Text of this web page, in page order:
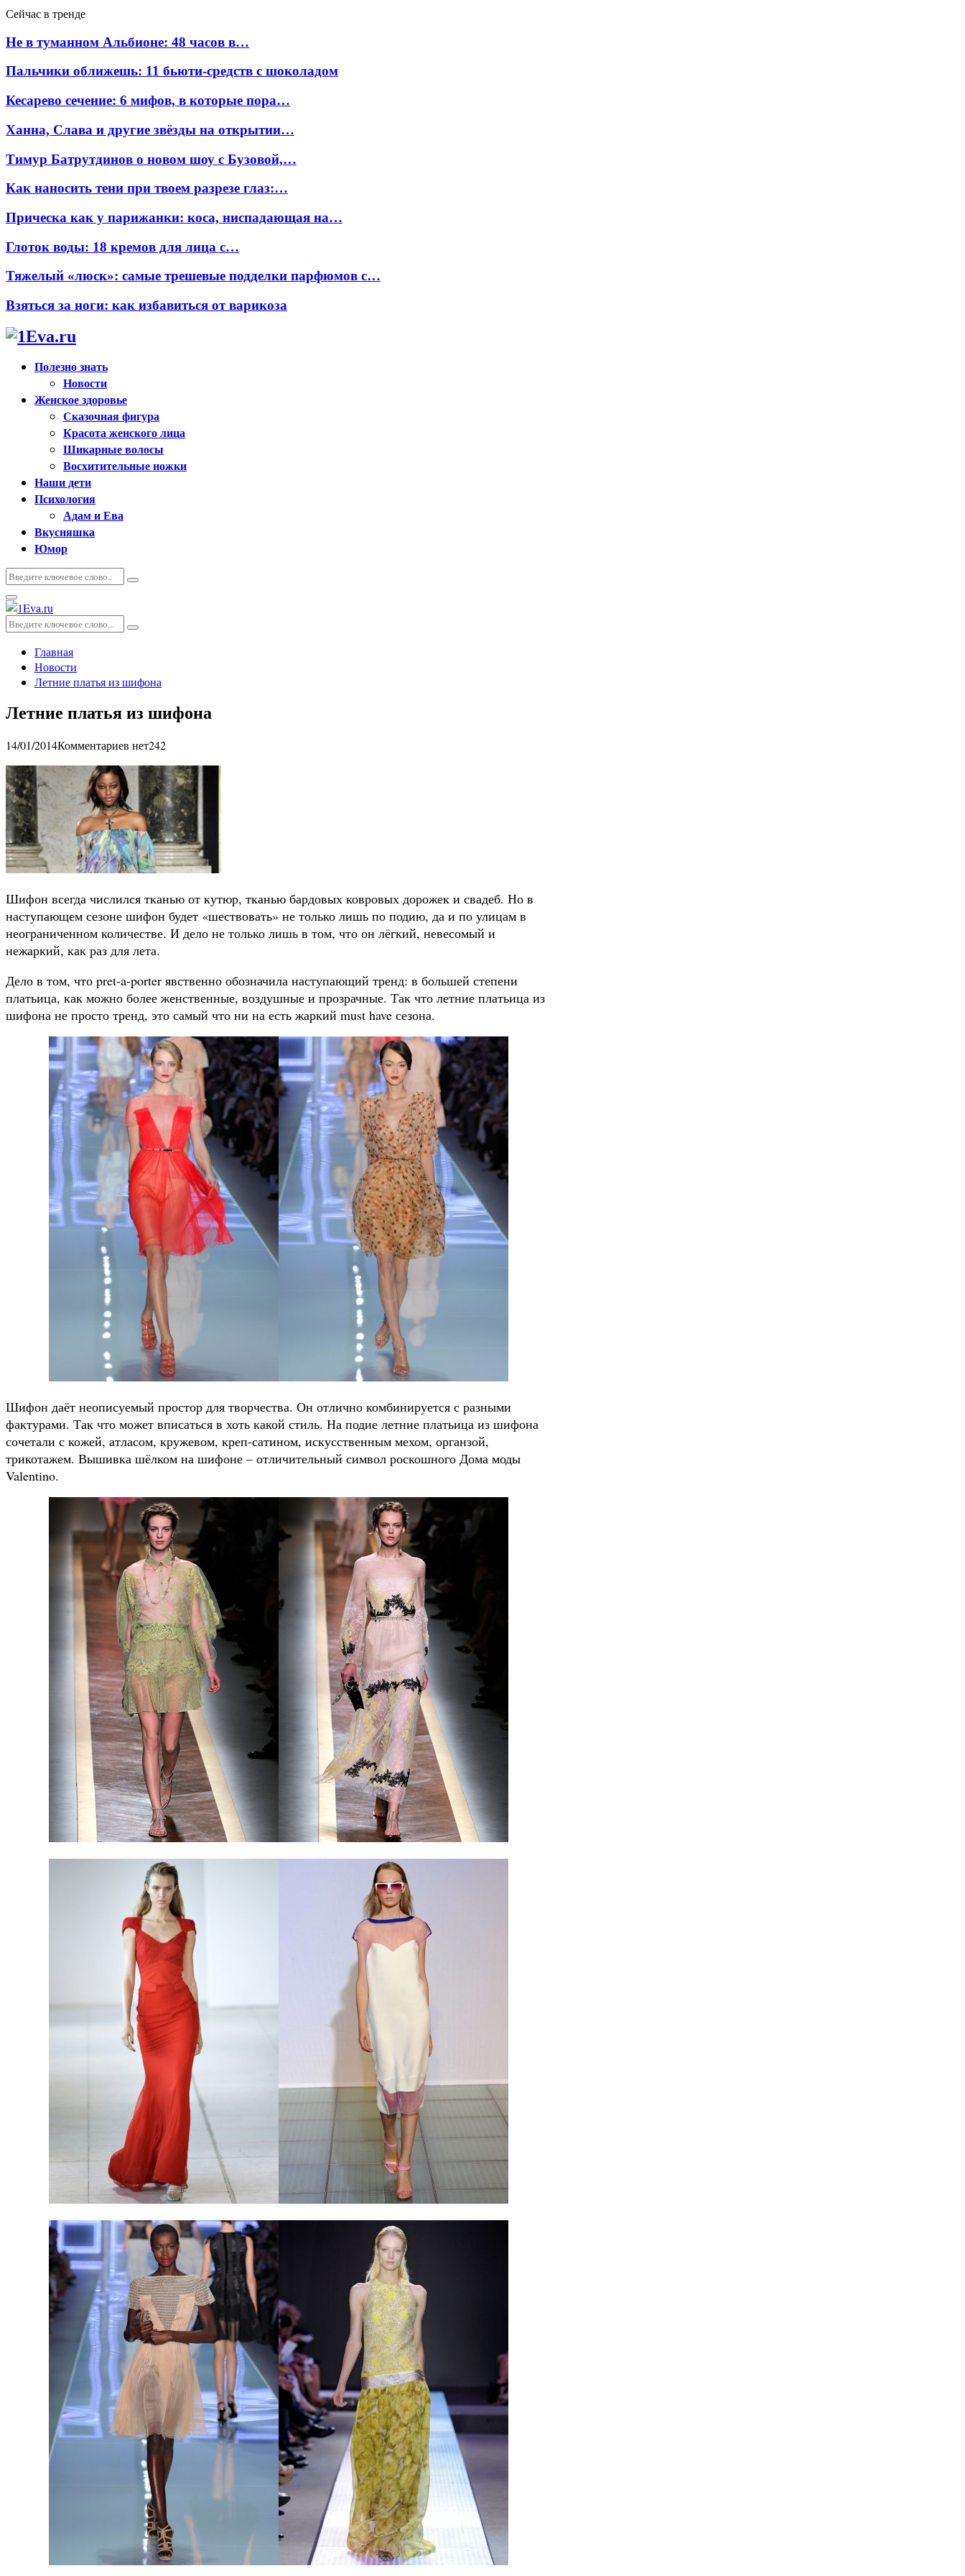
Сейчас в тренде
Не в туманном Альбионе: 48 часов в…
Пальчики оближешь: 11 бьюти-средств с шоколадом
Кесарево сечение: 6 мифов, в которые пора…
Ханна, Слава и другие звёзды на открытии…
Тимур Батрутдинов о новом шоу с Бузовой,…
Как наносить тени при твоем разрезе глаз:…
Прическа как у парижанки: коса, ниспадающая на…
Глоток воды: 18 кремов для лица с…
Тяжелый «люск»: самые трешевые подделки парфюмов с…
Взяться за ноги: как избавиться от варикоза
Полезно знать
Новости
Женское здоровье
Сказочная фигура
Красота женского лица
Шикарные волосы
Восхитительные ножки
Наши дети
Психология
Адам и Ева
Вкусняшка
Юмор
Искать:
Поиск
Основное
меню
Искать:
Поиск
Главная
Новости
Летние платья из шифона
Летние платья из шифона
14/01/2014Комментариев нет242
Шифон всегда числился тканью от кутюр, тканью бардовых ковровых дорожек и свадеб. Но в
наступающем сезоне шифон будет «шествовать» не только лишь по подию, да и по улицам в
неограниченном количестве. И дело не только лишь в том, что он лёгкий, невесомый и
нежаркий, как раз для лета.
Дело в том, что pret-a-porter явственно обозначила наступающий тренд: в большей степени
платьица, как можно более женственные, воздушные и прозрачные. Так что летние платьица из
шифона не просто тренд, это самый что ни на есть жаркий must have сезона.
Шифон даёт неописуемый простор для творчества. Он отлично комбинируется с разными
фактурами. Так что может вписаться в хоть какой стиль. На подие летние платьица из шифона
сочетали с кожей, атласом, кружевом, креп-сатином, искусственным мехом, органзой,
трикотажем. Вышивка шёлком на шифоне – отличительный символ роскошного Дома моды
Valentino.